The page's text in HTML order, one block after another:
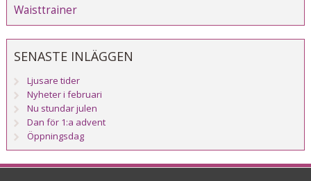
Waisttrainer
SENASTE INLÄGGEN
Ljusare tider
Nyheter i februari
Nu stundar julen
Dan för 1:a advent
Öppningsdag